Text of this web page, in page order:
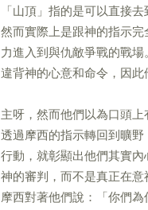
「山頂」指的是可以直接
然而實際上是跟神的指示
力進入到與仇敵爭戰的戰
違背神的心意和命令，因此
主呀，然而他們以為口頭
透過摩西的指示轉回到曠
行動，就彰顯出他們其實
神的審判，而不是真正在
摩西對著他們說：「你們